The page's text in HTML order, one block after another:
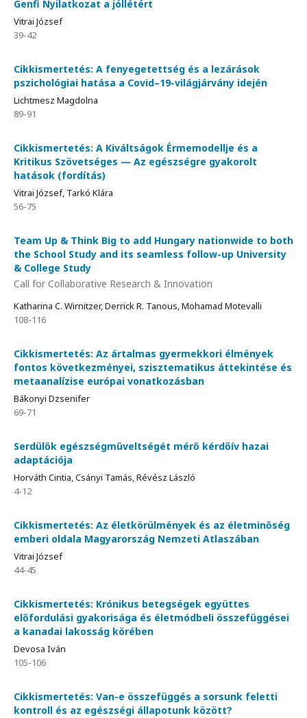
Genfi Nyilatkozat a jóllétért
Vitrai József
39-42
Cikkismertetés: A fenyegetettség és a lezárások
pszichológiai hatása a Covid–19-világjárvány idején
Lichtmesz Magdolna
89-91
Cikkismertetés: A Kiváltságok Érmemodellje és a
Kritikus Szövetséges — Az egészségre gyakorolt
hatások (fordítás)
Vitrai József, Tarkó Klára
56-75
Team Up & Think Big to add Hungary nationwide to both
the School Study and its seamless follow-up University
& College Study
Call for Collaborative Research & Innovation
Katharina C. Wirnitzer, Derrick R. Tanous, Mohamad Motevalli
108-116
Cikkismertetés: Az ártalmas gyermekkori élmények
fontos következményei, szisztematikus áttekintése és
metaanalízise európai vonatkozásban
Bákonyi Dzsenifer
69-71
Serdülők egészségműveltségét mérő kérdőív hazai
adaptációja
Horváth Cintia, Csányi Tamás, Révész László
4-12
Cikkismertetés: Az életkörülmények és az életminőség
emberi oldala Magyarország Nemzeti Atlaszában
Vitrai József
44-45
Cikkismertetés: Krónikus betegségek együttes
előfordulási gyakorisága és életmódbeli összefüggései
a kanadai lakosság körében
Devosa Iván
105-106
Cikkismertetés: Van-e összefüggés a sorsunk feletti
kontroll és az egészségi állapotunk között?